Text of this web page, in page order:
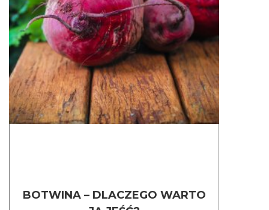
BOTWINA – DLACZEGO WARTO